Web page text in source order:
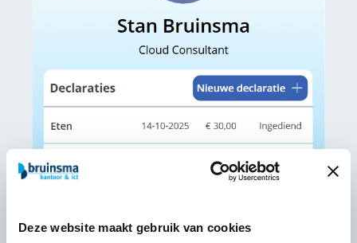
Deze website maakt gebruik van cookies